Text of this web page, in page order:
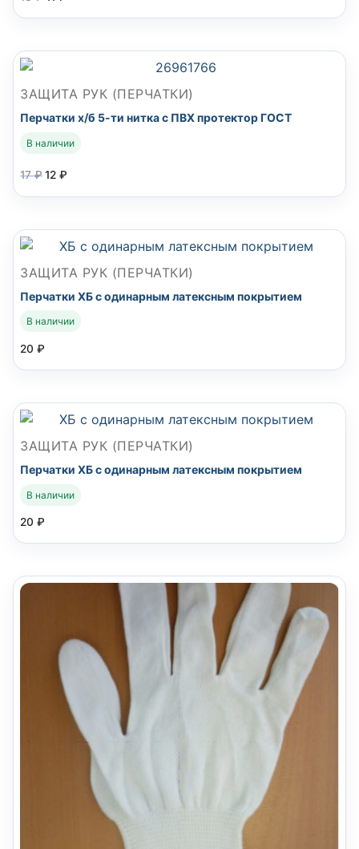
ЗАЩИТА РУК (ПЕРЧАТКИ)
Перчатки х/б 5-ти нитка с ПВХ протектор ГОСТ
В наличии
17₽12 ₽
ЗАЩИТА РУК (ПЕРЧАТКИ)
Перчатки ХБ с одинарным латексным покрытием
В наличии
20 ₽
ЗАЩИТА РУК (ПЕРЧАТКИ)
Перчатки ХБ с одинарным латексным покрытием
В наличии
20 ₽